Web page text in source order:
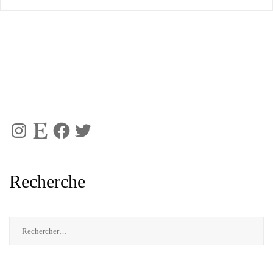
Instagram
Etsy FacebookTwitter
Recherche